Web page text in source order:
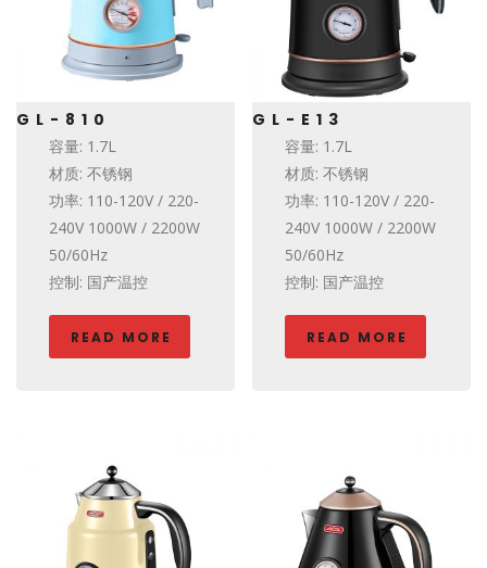
GL-810
容量: 1.7L
材质: 不锈钢
功率: 110-120V / 220-
240V 1000W / 2200W
50/60Hz
控制: 国产温控
READ MORE
GL-E13
容量: 1.7L
材质: 不锈钢
功率: 110-120V / 220-
240V 1000W / 2200W
50/60Hz
控制: 国产温控
READ MORE